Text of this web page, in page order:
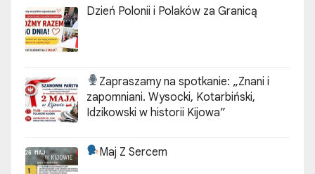
Dzień Polonii i Polaków za Granicą
Zapraszamy na spotkanie: „Znani i
zapomniani. Wysocki, Kotarbiński,
Idzikowski w historii Kijowa”
Maj Z Sercem